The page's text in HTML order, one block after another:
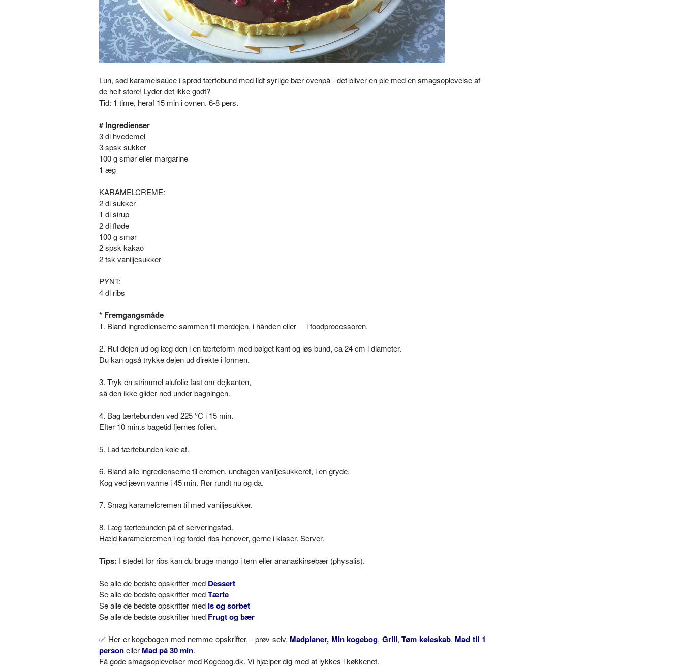
Lun, sød karamelsauce i sprød tærtebund med lidt syrlige bær ovenpå - det bliver en pie med en smagsoplevelse af
de helt store! Lyder det ikke godt?
Tid: 1 time, heraf 15 min i ovnen. 6-8 pers.
# Ingredienser
3 dl hvedemel
3 spsk sukker
100 g smør eller margarine
1 æg
KARAMELCREME:
2 dl sukker
1 dl sirup
2 dl fløde
100 g smør
2 spsk kakao
2 tsk vaniljesukker
PYNT:
4 dl ribs
* Fremgangsmåde
1. Bland ingredienserne sammen til mørdejen, i hånden eller i foodprocessoren.
2. Rul dejen ud og læg den i en tærteform med bølget kant og løs bund, ca 24 cm i diameter.
Du kan også trykke dejen ud direkte i formen.
3. Tryk en strimmel alufolie fast om dejkanten,
så den ikke glider ned under bagningen.
4. Bag tærtebunden ved 225 °C i 15 min.
Efter 10 min.s bagetid fjernes folien.
5. Lad tærtebunden køle af.
6. Bland alle ingredienserne til cremen, undtagen vaniljesukkeret, i en gryde.
Kog ved jævn varme i 45 min. Rør rundt nu og da.
7. Smag karamelcremen til med vaniljesukker.
8. Læg tærtebunden på et serveringsfad.
Hæld karamelcremen i og fordel ribs henover, gerne i klaser. Server.
Tips: I stedet for ribs kan du bruge mango i tern eller ananaskirsebær (physalis).
Se alle de bedste opskrifter med Dessert
Se alle de bedste opskrifter medTærte
Se alle de bedste opskrifter med Is og sorbet
Se alle de bedste opskrifter med Frugt og bær
✅ Her er kogebogen med nemme opskrifter, - prøv selv, Madplaner, Min kogebog, Grill,Tøm køleskab, Mad til 1
personeller Mad på 30 min.
Få gode smagsoplevelser med Kogebog.dk. Vi hjælper dig med at lykkes i køkkenet.